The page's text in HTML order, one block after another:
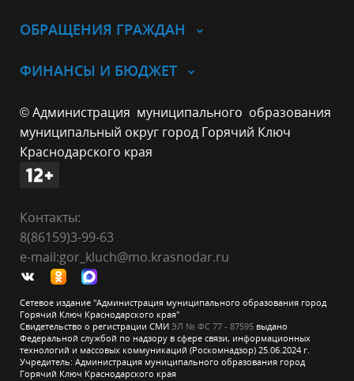
ОБРАЩЕНИЯ ГРАЖДАН
ФИНАНСЫ И БЮДЖЕТ
© Администрация муниципального образования
муниципальный округ город Горячий Ключ
Краснодарского края
Контакты:
8(86159)3-99-63
e-mail:gor_kluch@mo.krasnodar.ru
Сетевое издание "Администрация муниципального образования город
Горячий Ключ Краснодарского края"
Свидетельство о регистрации СМИ ЭЛ № ФС 77 - 87595 выдано
Федеральной службой по надзору в сфере связи, информационных
технологий и массовых коммуникаций (Роскомнадзор) 25.06.2024 г.
Учредитель: Администрация муниципального образования город
Горячий Ключ Краснодарского края